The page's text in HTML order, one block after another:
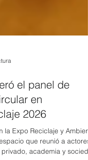
el panel de
en
2026
la Expo Reciclaje y